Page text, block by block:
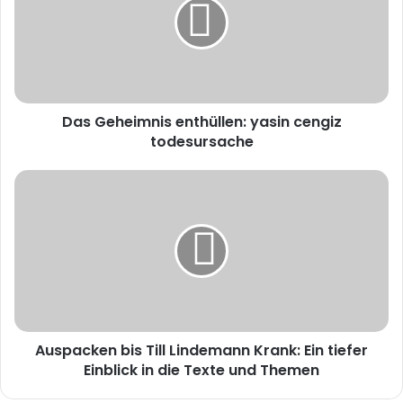
Das Geheimnis enthüllen: yasin cengiz
todesursache
Auspacken
in
Auspacken bis Till Lindemann Krank: Ein tiefer
Einblick in die Texte und Themen